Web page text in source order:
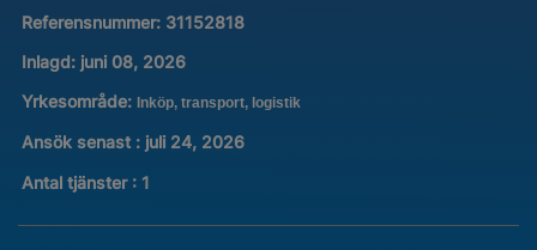
Referensnummer: 31152818
Inlagd: juni 08, 2026
Yrkesområde: Inköp, transport, logistik
Ansök senast : juli 24, 2026
Antal tjänster : 1